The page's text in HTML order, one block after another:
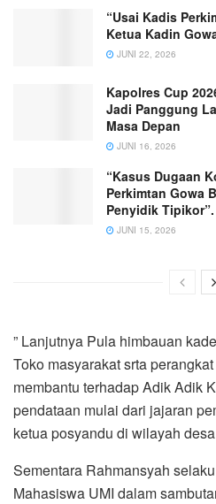
“Usai Kadis
Ketua Kadin
JUNI 22, 2026
Kapolres Cup
Jadi Panggung
Masa Depan
JUNI 16, 2026
“Kasus Dugaan
Perkimtan Gowa
Penyidik Tipikor”.
JUNI 15, 2026
” Lanjutnya Pula himbauan
Toko masyarakat srta
membantu terhadap Adik Adik
pendataan mulai dari jajaran
ketua posyandu di wilayah
Sementara Rahmansyah
Mahasiswa UMI dalam